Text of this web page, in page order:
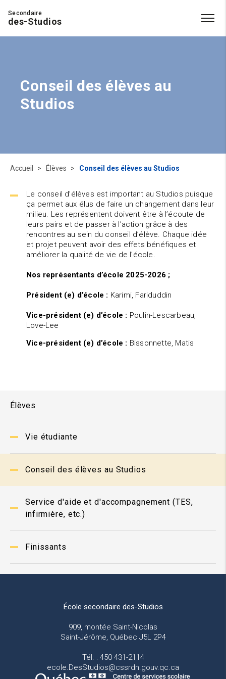
Secondaire
des-Studios
Conseil des élèves au
Studios
Élèves
Vie étudiante
Conseil des élèves au Studios
Service d'aide et d'accompagnement (TES,
infirmière, etc.)
Finissants
Accueil Élèves Conseil des élèves au Studios
Le conseil d’élèves est important au Studios puisque
ça permet aux élus de faire un changement dans leur
milieu. Les représentent doivent être à l’écoute de
leurs pairs et de passer à l’action grâce à des
rencontres au sein du conseil d’élève. Chaque idée
et projet peuvent avoir des effets bénéfiques et
améliorer la qualité de vie de l’école.
Nos représentants d’école 2025-2026 ;
Président (e) d’école : Karimi, Fariduddin
Vice-président (e) d’école : Poulin-Lescarbeau,
Love-Lee
Vice-président (e) d’école : Bissonnette, Matis
École secondaire des-Studios
909, montée Saint-Nicolas
Saint-Jérôme, Québec J5L 2P4
Tél. : 450 431-2114
ecole.DesStudios@cssrdn.gouv.qc.ca